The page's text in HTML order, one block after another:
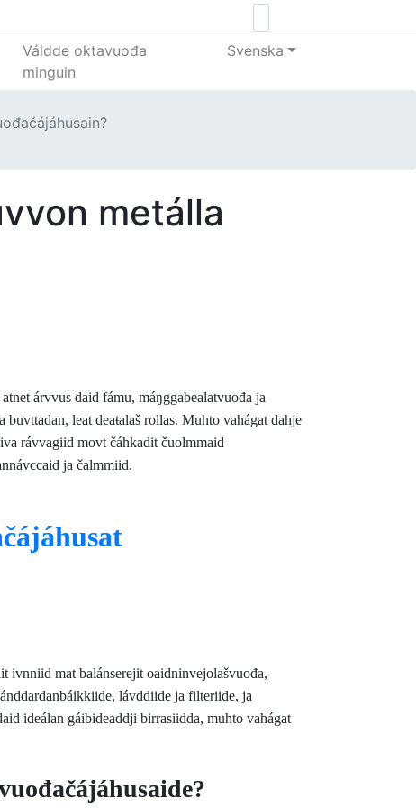
Váldde oktavuođa
minguin
Svenska
metálla
árvvus daid fámu, máŋggabealatvuođa ja
leat deaŧalaš rollas. Muhto vahágat dahje
rávvagiid movt čáhkadit čuolmmaid
ja čalmmiid.
ivnniid mat balánserejit oaidninvejolašvuođa,
lávddiide ja filteriide, ja
ideálan gáibideaddji birrasiidda, muhto vahágat